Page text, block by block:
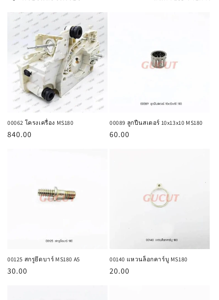
ก
ชั
น
00062 โครงเครื่อง MS180
ราคา
840.00
00089 ลูกปืนสเตอร์ 10x13x10 MS180
ราคา
60.00
00125 สกรูยึดบาร์ MS180 A5
ราคา
30.00
00140 แหวนล็อกคาร์บู MS180
ราคา
20.00